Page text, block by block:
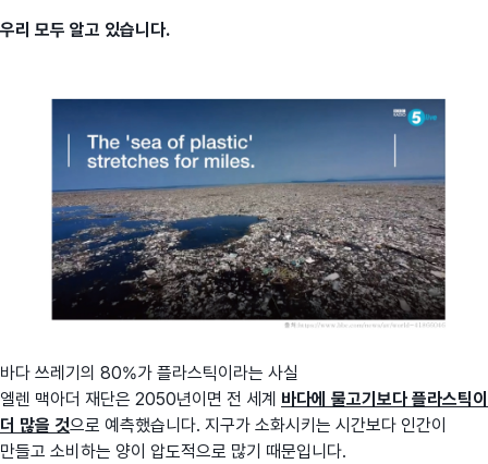
우리 모두 알고 있습니다.
바다 쓰레기의 80%가 플라스틱이라는 사실
엘렌 맥아더 재단은 2050년이면 전 세계 바다에 물고기보다 플라스틱이
더 많을 것으로 예측했습니다. 지구가 소화시키는 시간보다 인간이
만들고 소비하는 양이 압도적으로 많기 때문입니다.